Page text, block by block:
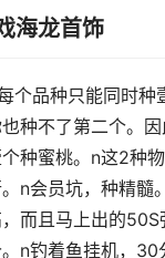
海龙首饰
个品种只能同时种
种不了第二个。
种蜜桃。n这2种物
n会员坑，种精髓
而且马上出的50S
n钓着鱼挂机，30